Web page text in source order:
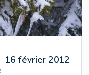
16 février 2012